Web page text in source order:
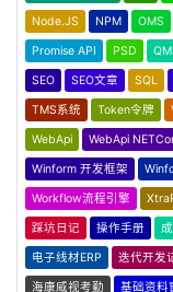
Node.JS NPM OMS
Promise API PSD
SEO SEO文章 SQL
TMS系统 Token令牌
WebApi WebApi
Winform 开发框架
Workflow流程引擎
踩坑日记 操作手册
电子线材ERP 迭代开发
海康威视考勤 基础资料